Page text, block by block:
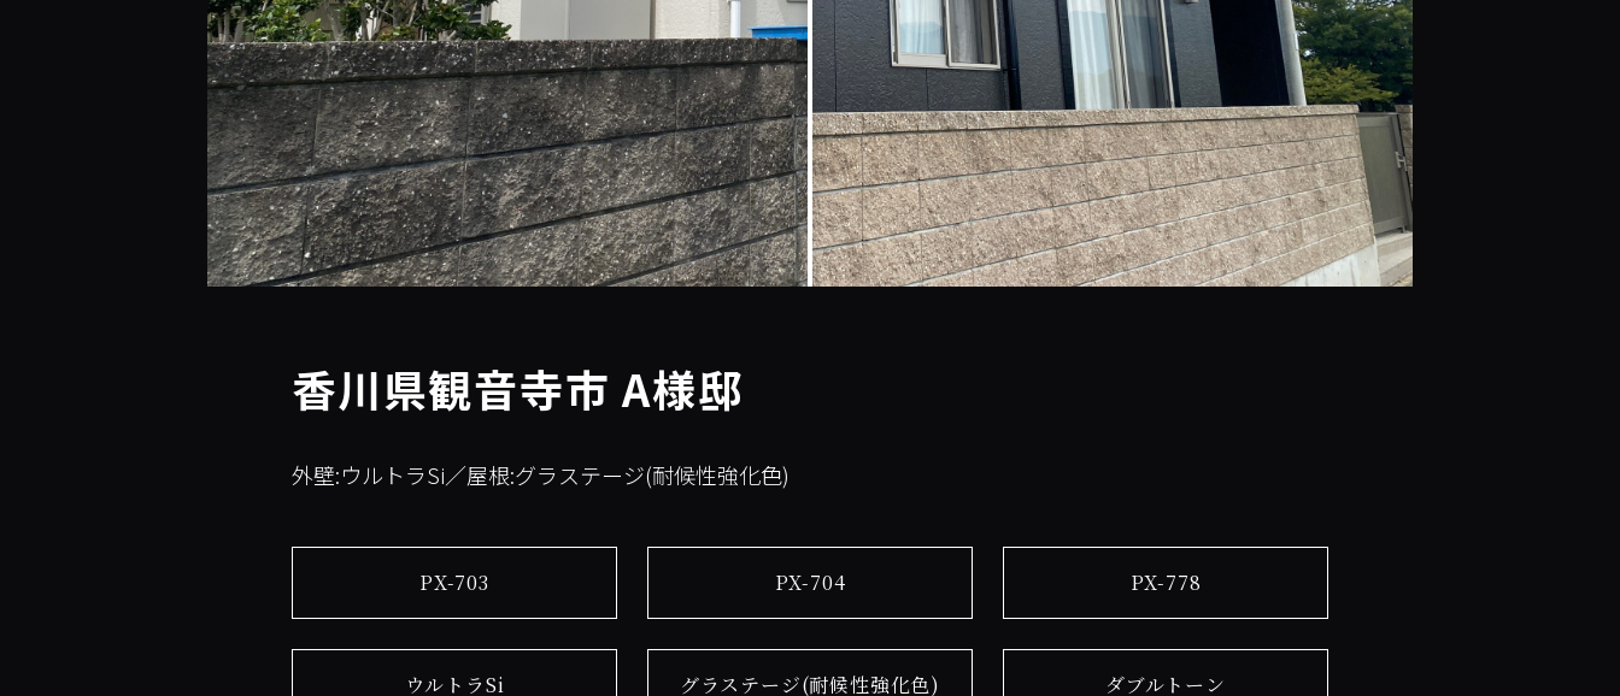
香川県観音寺市 A様邸
外壁:ウルトラSi／屋根:グラステージ(耐候性強化色)
PX-703 PX-704 PX-778
ウルトラSi グラステージ(耐候性強化色) ダブルトーン